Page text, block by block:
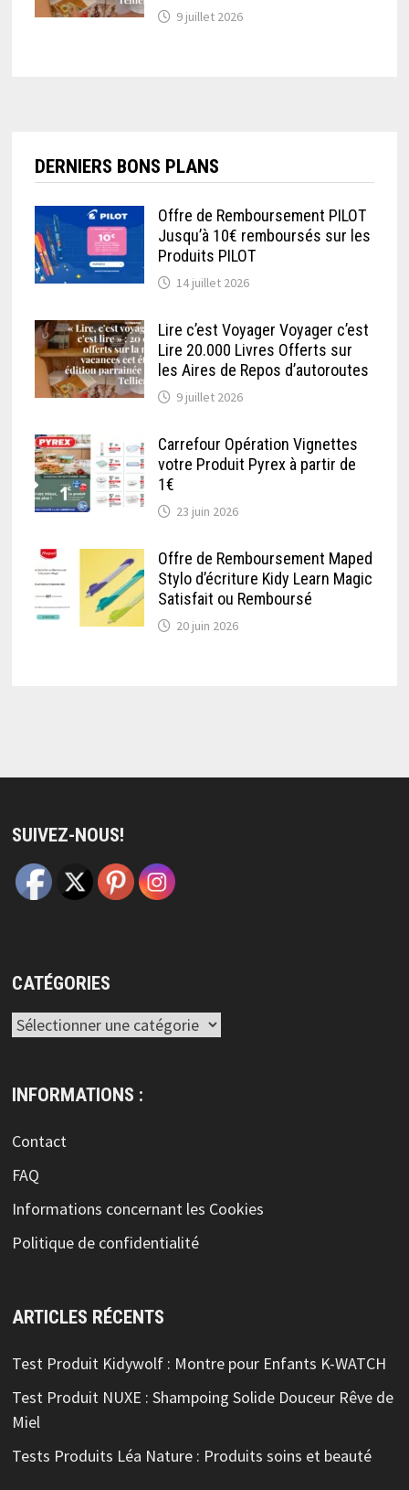
9 juillet 2026
DERNIERS BONS PLANS
Offre de Remboursement PILOT
Jusqu’à 10€ remboursés sur les
Produits PILOT
14 juillet 2026
Lire c’est Voyager Voyager c’est
Lire 20.000 Livres Offerts sur
les Aires de Repos d’autoroutes
9 juillet 2026
Carrefour Opération Vignettes
votre Produit Pyrex à partir de
1€
23 juin 2026
Offre de Remboursement Maped
Stylo d’écriture Kidy Learn Magic
Satisfait ou Remboursé
20 juin 2026
SUIVEZ-NOUS!
CATÉGORIES
Catégories
INFORMATIONS :
Contact
FAQ
Informations concernant les Cookies
Politique de confidentialité
ARTICLES RÉCENTS
Test Produit Kidywolf : Montre pour Enfants K-WATCH
Test Produit NUXE : Shampoing Solide Douceur Rêve de
Miel
Tests Produits Léa Nature : Produits soins et beauté